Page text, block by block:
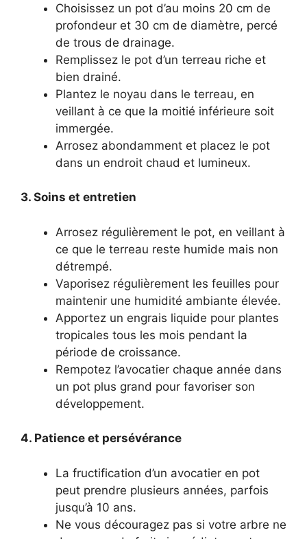
Choisissez un pot d’au moins 20 cm de
profondeur et 30 cm de diamètre, percé
de trous de drainage.
Remplissez le pot d’un terreau riche et
bien drainé.
Plantez le noyau dans le terreau, en
veillant à ce que la moitié inférieure soit
immergée.
Arrosez abondamment et placez le pot
dans un endroit chaud et lumineux.
3. Soins et entretien
Arrosez régulièrement le pot, en veillant à
ce que le terreau reste humide mais non
détrempé.
Vaporisez régulièrement les feuilles pour
maintenir une humidité ambiante élevée.
Apportez un engrais liquide pour plantes
tropicales tous les mois pendant la
période de croissance.
Rempotez l’avocatier chaque année dans
un pot plus grand pour favoriser son
développement.
4. Patience et persévérance
La fructification d’un avocatier en pot
peut prendre plusieurs années, parfois
jusqu’à 10 ans.
Ne vous découragez pas si votre arbre ne